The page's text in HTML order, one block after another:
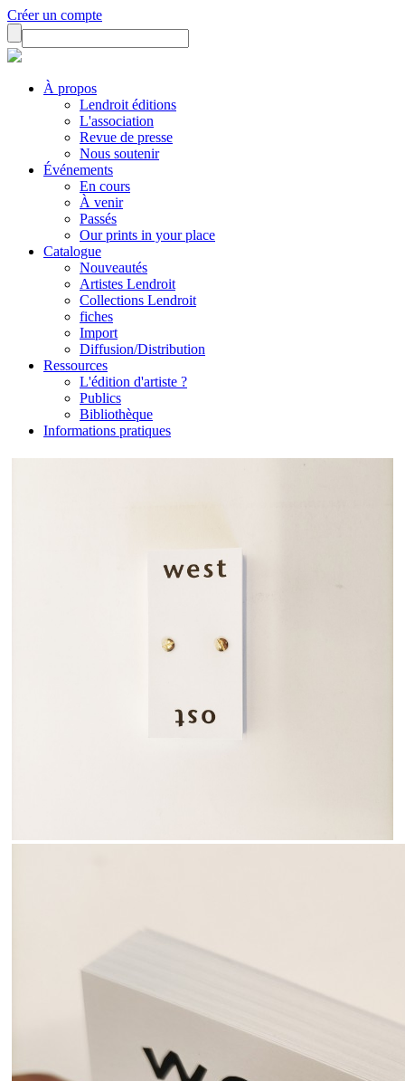
Créer un compte
À propos
Lendroit éditions
L'association
Revue de presse
Nous soutenir
Événements
En cours
À venir
Passés
Our prints in your place
Catalogue
Nouveautés
Artistes Lendroit
Collections Lendroit
fiches
Import
Diffusion/Distribution
Ressources
L'édition d'artiste ?
Publics
Bibliothèque
Informations pratiques